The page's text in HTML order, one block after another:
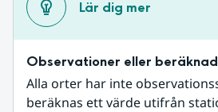
Lär dig mer
Observationer eller
Alla orter har inte
beräknas ett värde utifrån